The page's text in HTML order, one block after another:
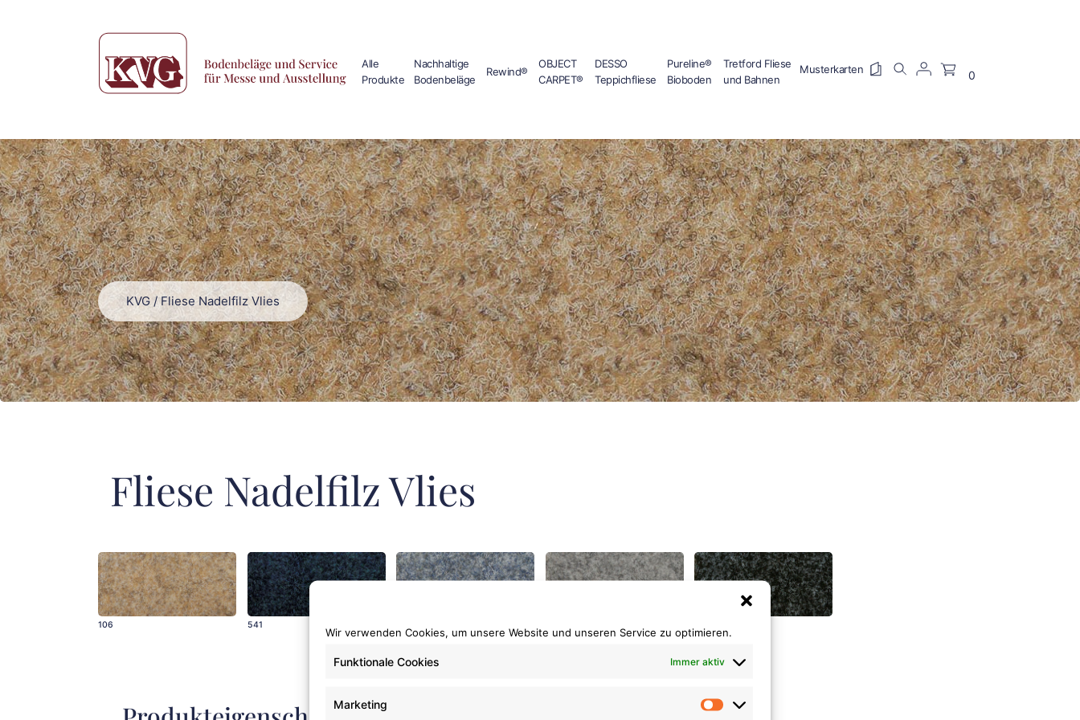
Wir verwenden Cookies, um unsere Website und unseren Service zu optimieren.
Funktionale Cookies Immer aktiv
Marketing Marketing
Alle
Produkte
Nachhaltige
Bodenbeläge
Rewind®
OBJECT
CARPET®
DESSO
Teppichfliese
Pureline®
Bioboden
Tretford Fliese
und Bahnen
0
KVG /Fliese Nadelfilz Vlies
Fliese Nadelfilz Vlies
106 541